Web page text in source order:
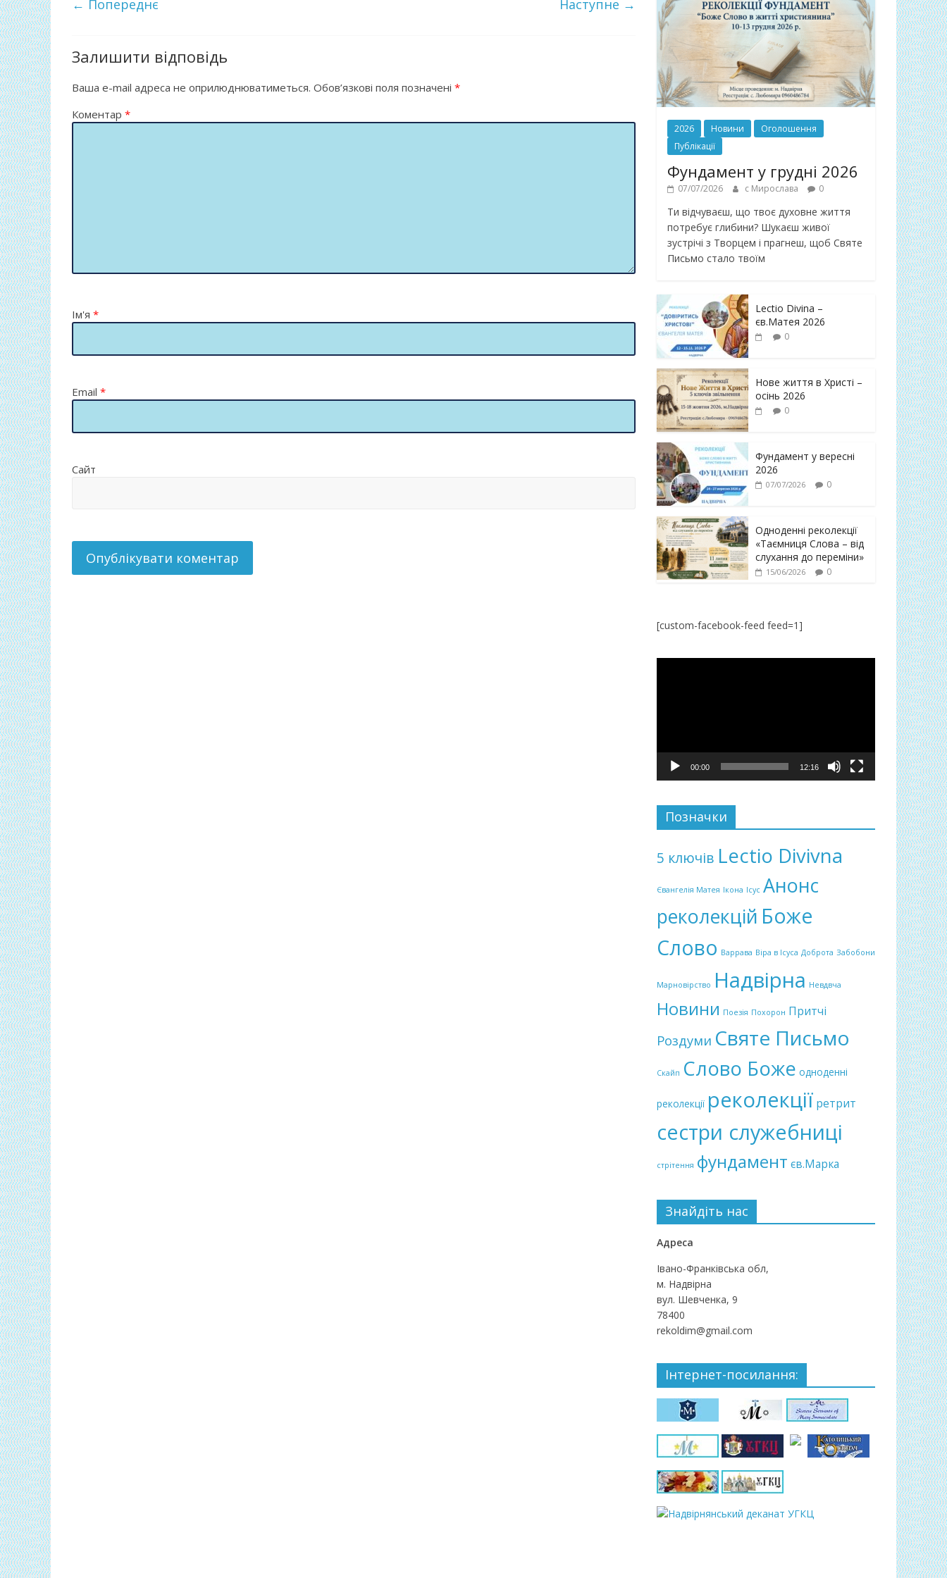
b
o
k
er л
т
и
← Попереднє Наступне →
Залишити відповідь
Ваша e-mail адреса не оприлюднюватиметься. Обов’язкові поля позначені *
Коментар *
Ім'я *
Email *
Сайт
2026 Новини
Оголошення
Публікації
Фундамент у грудні 2026
07/07/2026 с Мирослава 0
Ти відчуваєш, що твоє духовне життя
потребує глибини? Шукаєш живої
зустрічі з Творцем і прагнеш, щоб Святе
Письмо стало твоїм
Lectio Divina –
єв.Матея 2026
0
Нове життя в Христі –
осінь 2026
0
Фундамент у вересні
2026
07/07/2026 0
Одноденні реколекції
«Таємниця Слова – від
слухання до переміни»
15/06/2026 0
[custom-facebook-feed feed=1]
00:00 12:16
Позначки
5 ключів Lectio Divivna
Євангелія Матея Ікона Ісус Анонс
реколекцій Боже
Слово Варрава Віра в Ісуса Доброта Забобони
Марновірство Надвірна Невдвча
Новини Поезія Похорон Притчі
Роздуми Святе Письмо
Скайп Слово Боже одноденні
реколекції реколекції ретрит
сестри служебниці
стрітення фундамент єв.Марка
Знайдіть нас
Адреса
Івано-Франківська обл,
м. Надвірна
вул. Шевченка, 9
78400
rekoldim@gmail.com
Інтернет-посилання: